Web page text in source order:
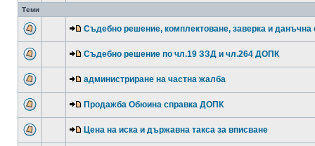
Теми
Съдебно решение, комплектоване, заверка и данъчна
Съдебно решение по чл.19 ЗЗД и чл.264 ДОПК
администриране на частна жалба
Продажба Обюина справка ДОПК
Цена на иска и държавна такса за вписване